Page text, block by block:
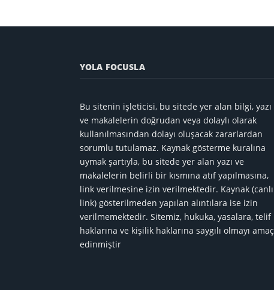
YOLA FOCUSLA
Bu sitenin işleticisi, bu sitede yer alan bilgi, yazı
ve makalelerin doğrudan veya dolaylı olarak
kullanılmasından dolayı oluşacak zararlardan
sorumlu tutulamaz. Kaynak gösterme kuralına
uymak şartıyla, bu sitede yer alan yazı ve
makalelerin belirli bir kısmına atıf yapılmasına,
link verilmesine izin verilmektedir. Kaynak (canlı
link) gösterilmeden yapılan alıntılara ise izin
verilmemektedir. Sitemiz, hukuka, yasalara, telif
haklarına ve kişilik haklarına saygılı olmayı amaç
edinmiştir